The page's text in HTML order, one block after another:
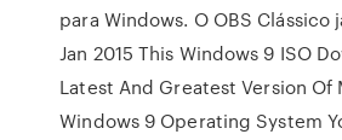
para Windows. O OBS Clássico
Jan 2015 This Windows 9 ISO
Latest And Greatest Version Of
Windows 9 Operating System